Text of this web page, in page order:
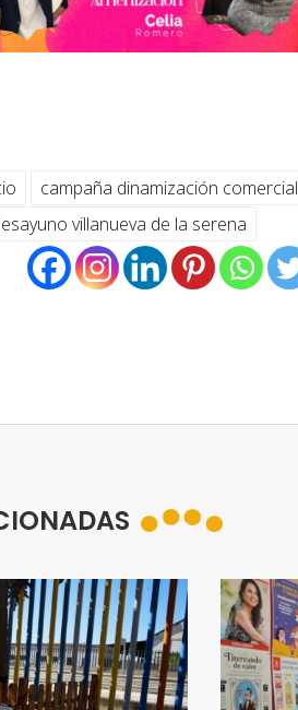
campaña dinamización comercial
villanueva de la serena